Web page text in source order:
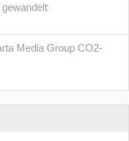
Media Group CO2-